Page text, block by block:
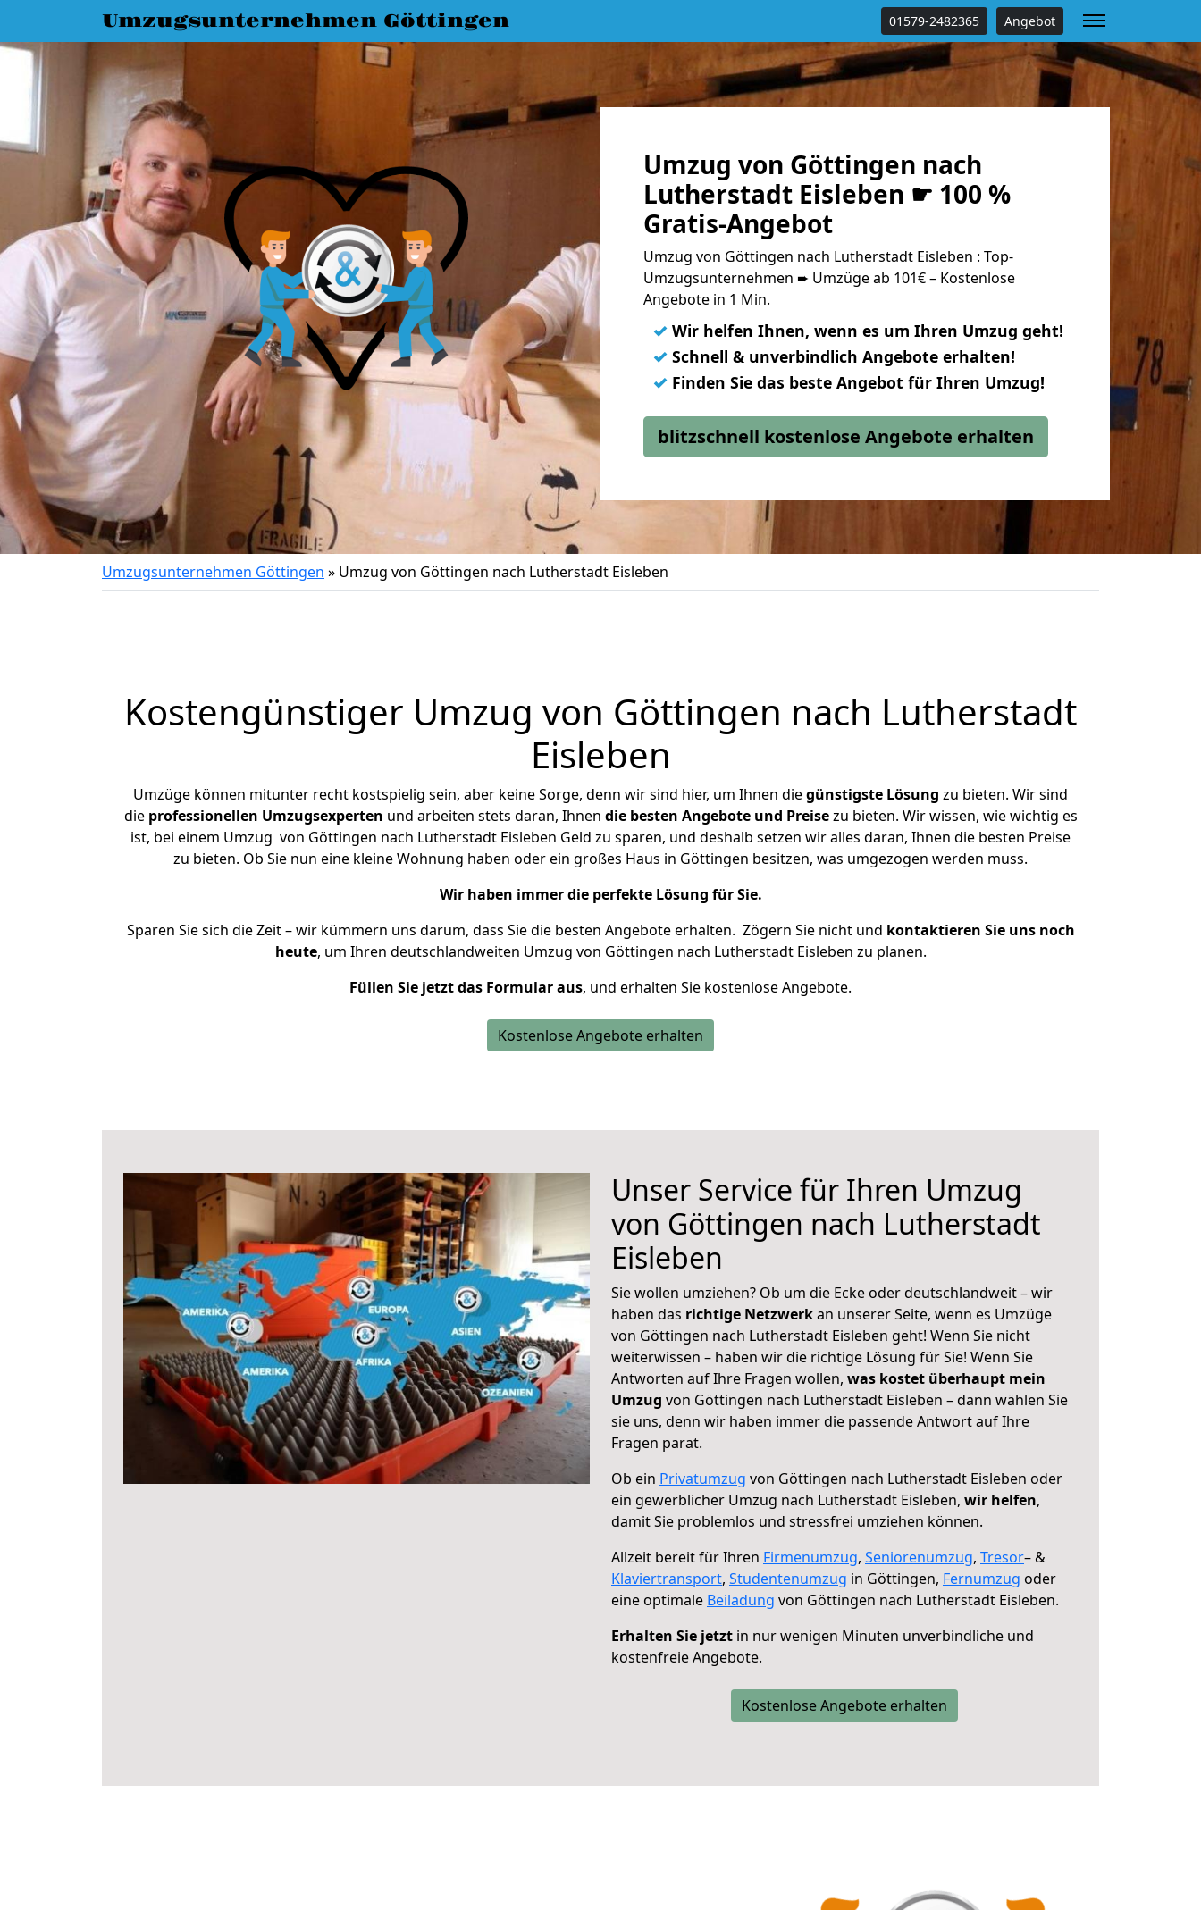
Umzugsunternehmen Göttingen 01579-2482365 Angebot
Umzug von Göttingen nach
Lutherstadt Eisleben ☛ 100 %
Gratis-Angebot
Umzug von Göttingen nach Lutherstadt Eisleben : Top-
Umzugsunternehmen ➨ Umzüge ab 101€ – Kostenlose
Angebote in 1 Min.
✓ Wir helfen Ihnen, wenn es um Ihren Umzug geht!
✓ Schnell & unverbindlich Angebote erhalten!
✓ Finden Sie das beste Angebot für Ihren Umzug!
blitzschnell kostenlose Angebote erhalten
Umzugsunternehmen Göttingen » Umzug von Göttingen nach Lutherstadt Eisleben
Kostengünstiger Umzug von Göttingen nach Lutherstadt
Eisleben
Umzüge können mitunter recht kostspielig sein, aber keine Sorge, denn wir sind hier, um Ihnen diegünstigste Lösung zu bieten. Wir sind
die professionellen Umzugsexperten und arbeiten stets daran, Ihnen die besten Angebote und Preisezu bieten. Wir wissen, wie wichtig es
ist, bei einem Umzug von Göttingen nach Lutherstadt Eisleben Geld zu sparen, und deshalb setzen wir alles daran, Ihnen die besten Preise
zu bieten. Ob Sie nun eine kleine Wohnung haben oder ein großes Haus in Göttingen besitzen, was umgezogen werden muss.
Wir haben immer die perfekte Lösung für Sie.
Sparen Sie sich die Zeit – wir kümmern uns darum, dass Sie die besten Angebote erhalten. Zögern Sie nicht und kontaktieren Sie uns noch
heute, um Ihren deutschlandweiten Umzug von Göttingen nach Lutherstadt Eisleben zu planen.
Füllen Sie jetzt das Formular aus, und erhalten Sie kostenlose Angebote.
Kostenlose Angebote erhalten
Unser Service für Ihren Umzug
von Göttingen nach Lutherstadt
Eisleben
Sie wollen umziehen? Ob um die Ecke oder deutschlandweit – wir
haben das richtige Netzwerkan unserer Seite, wenn es Umzüge
von Göttingen nach Lutherstadt Eisleben geht! Wenn Sie nicht
weiterwissen – haben wir die richtige Lösung für Sie! Wenn Sie
Antworten auf Ihre Fragen wollen, was kostet überhaupt mein
Umzug von Göttingen nach Lutherstadt Eisleben – dann wählen Sie
sie uns, denn wir haben immer die passende Antwort auf Ihre
Fragen parat.
Ob ein Privatumzug von Göttingen nach Lutherstadt Eisleben oder
ein gewerblicher Umzug nach Lutherstadt Eisleben, wir helfen,
damit Sie problemlos und stressfrei umziehen können.
Allzeit bereit für Ihren Firmenumzug, Seniorenumzug, Tresor– &
Klaviertransport, Studentenumzug in Göttingen, Fernumzug oder
eine optimale Beiladung von Göttingen nach Lutherstadt Eisleben.
Erhalten Sie jetzt in nur wenigen Minuten unverbindliche und
kostenfreie Angebote.
Kostenlose Angebote erhalten